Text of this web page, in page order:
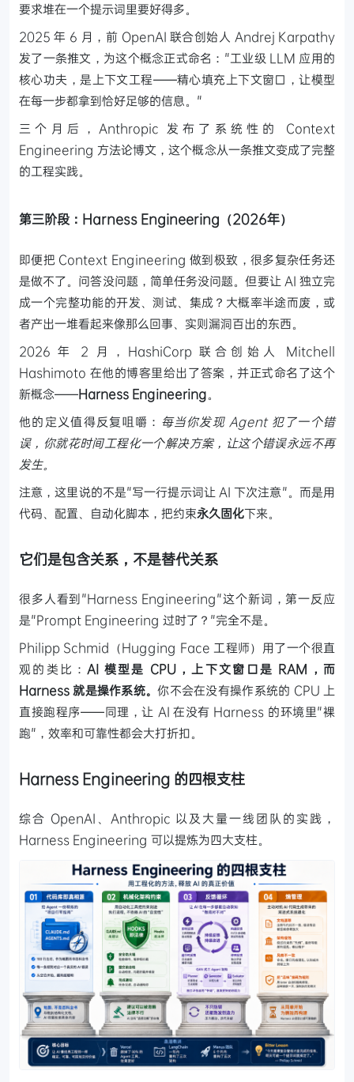
要求堆在一个提示词里要好得多。
2025 年 6 月，前 OpenAI 联合创始人 Andrej Karpathy
发了一条推文，为这个概念正式命名："工业级 LLM 应用的
核心功夫，是上下文工程——精心填充上下文窗口，让模型
在每一步都拿到恰好足够的信息。"
三个月后，Anthropic 发布了系统性的 Context
Engineering 方法论博文，这个概念从一条推文变成了完整
的工程实践。
第三阶段：Harness Engineering（2026年）
即便把 Context Engineering 做到极致，很多复杂任务还
是做不了。问答没问题，简单任务没问题。但要让 AI 独立完
成一个完整功能的开发、测试、集成？大概率半途而废，或
者产出一堆看起来像那么回事、实则漏洞百出的东西。
2026 年 2 月，HashiCorp 联合创始人 Mitchell
Hashimoto 在他的博客里给出了答案，并正式命名了这个
新概念——Harness Engineering。
他的定义值得反复咀嚼： 每当你发现 Agent 犯了一个错
误，你就花时间工程化一个解决方案，让这个错误永远不再
发生。
注意，这里说的不是"写一行提示词让 AI 下次注意"。而是用
代码、配置、自动化脚本，把约束永久固化下来。
它们是包含关系，不是替代关系
很多人看到"Harness Engineering"这个新词，第一反应
是"Prompt Engineering 过时了？"完全不是。
Philipp Schmid（Hugging Face 工程师）用了一个很直
观的类比：AI 模型是 CPU，上下文窗口是 RAM，而
Harness 就是操作系统。你不会在没有操作系统的 CPU 上
直接跑程序——同理，让 AI 在没有 Harness 的环境里"裸
跑"，效率和可靠性都会大打折扣。
Harness Engineering 的四根支柱
综合 OpenAI、Anthropic 以及大量一线团队的实践，
Harness Engineering 可以提炼为四大支柱。